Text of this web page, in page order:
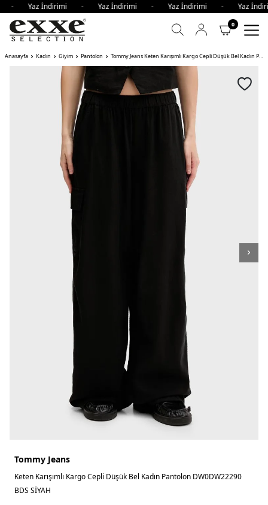
- Yaz İndirimi - Yaz İndirimi - Yaz İndirimi -
0
Anasayfa Kadın Giyim Pantolon Tommy Jeans Keten Karışımlı Kargo Cepli Düşük Bel Kadın Pantolon BDS
Tommy Jeans
Keten Karışımlı Kargo Cepli Düşük Bel Kadın Pantolon DW0DW22290
BDS SİYAH